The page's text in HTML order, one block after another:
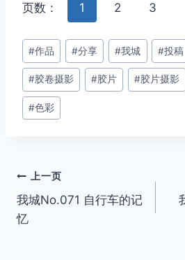
页数： 1 2 3
文
章
标
签：
#作品 #分享 #我城 #投稿
#胶卷摄影 #胶片 #胶片摄影
#色彩
文
章
上一页
我城No.071 自行车的记
忆